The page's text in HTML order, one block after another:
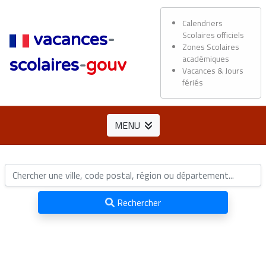
vacances-
scolaires-gouv
Calendriers
Scolaires officiels
Zones Scolaires
académiques
Vacances & Jours
fériés
MENU
Rechercher